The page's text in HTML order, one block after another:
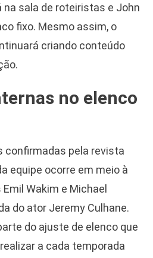
na sala de roteiristas e John
fixo. Mesmo assim, o
criando conteúdo
no elenco
confirmadas pela revista
equipe ocorre em meio à
Wakim e Michael
do ator Jeremy Culhane.
do ajuste de elenco que
a cada temporada